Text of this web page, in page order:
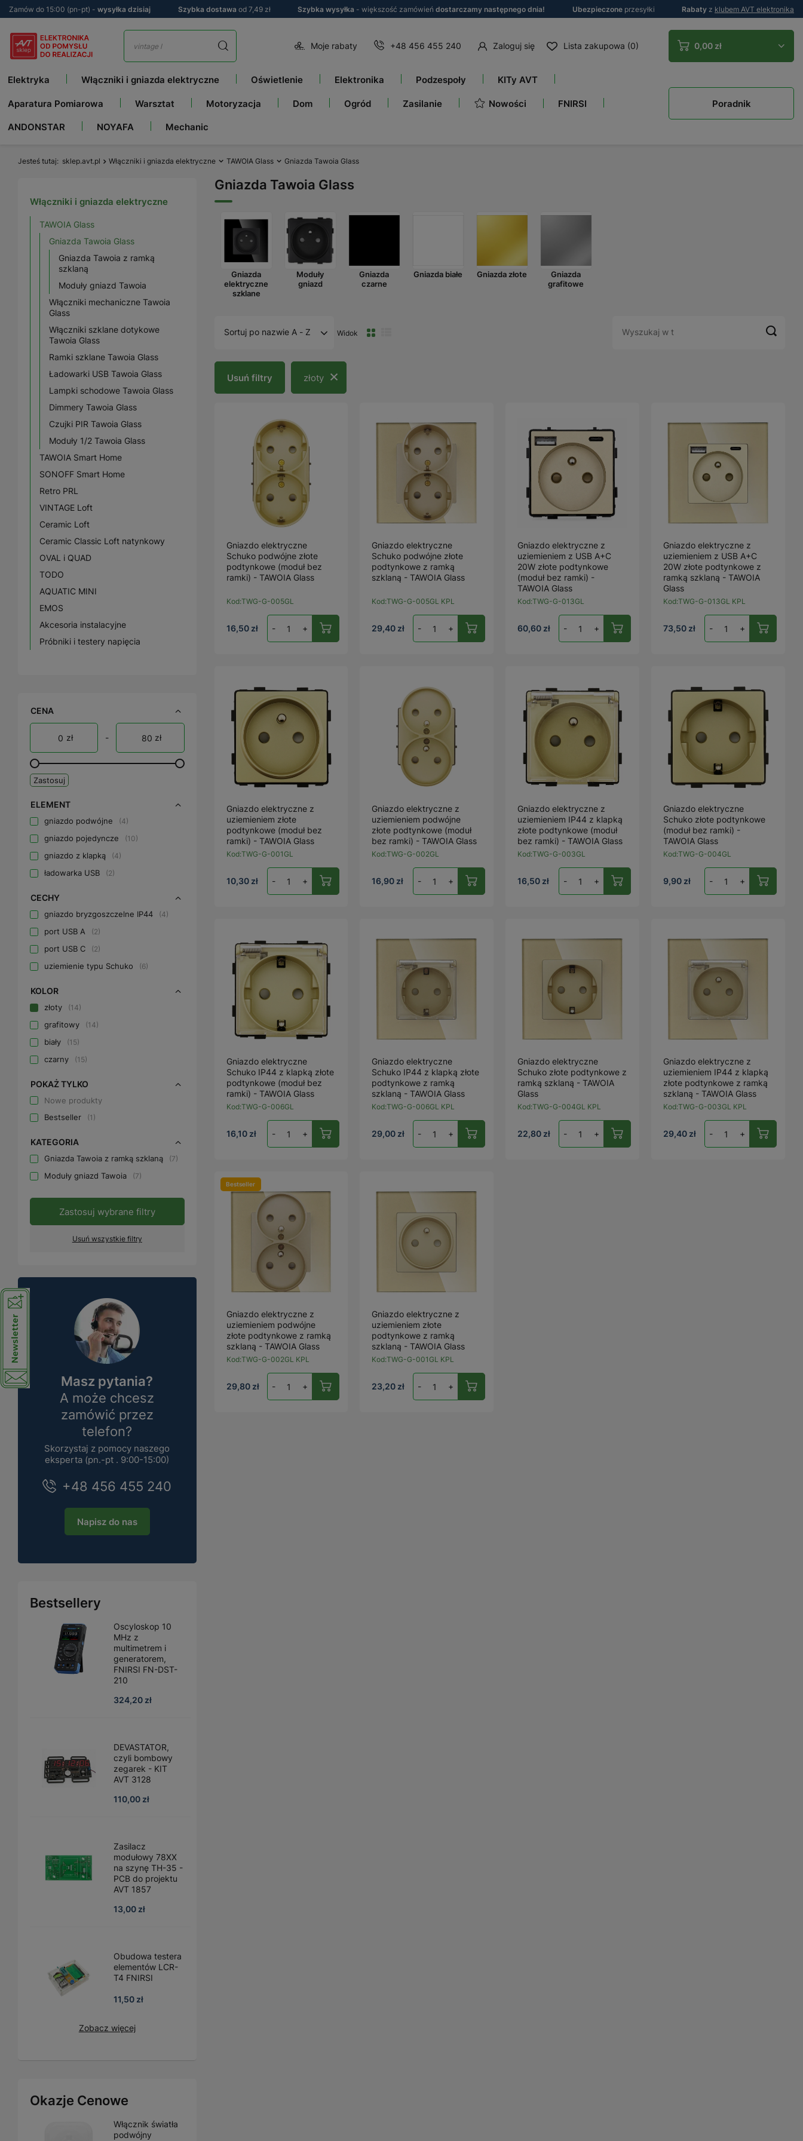
Zamów do 15:00 (pn-pt) - wysyłka dzisiaj Szybka dostawa od 7,49 zł Szybka wysyłka - większość zamówień dostarczamy następnego dnia! Ubezpieczone przesyłki Rabaty z klubem AVT elektronika
Moje rabaty +48 456 455 240 Zaloguj się Lista zakupowa (0) 0,00 zł
Elektryka Włączniki i gniazda elektryczne Oświetlenie Elektronika Podzespoły KITy AVT
Aparatura Pomiarowa Warsztat Motoryzacja Dom Ogród Zasilanie Nowości FNIRSI
ANDONSTAR NOYAFA Mechanic
Poradnik
Jesteś tutaj sklep.avt.pl Włączniki i gniazda elektryczne TAWOIA Glass Gniazda Tawoia Glass
Włączniki i gniazda elektryczne
TAWOIA Glass
Gniazda Tawoia Glass
Gniazda Tawoia z ramką
szklaną
Moduły gniazd Tawoia
Włączniki mechaniczne Tawoia
Glass
Włączniki szklane dotykowe
Tawoia Glass
Ramki szklane Tawoia Glass
Ładowarki USB Tawoia Glass
Lampki schodowe Tawoia Glass
Dimmery Tawoia Glass
Czujki PIR Tawoia Glass
Moduły 1/2 Tawoia Glass
TAWOIA Smart Home
SONOFF Smart Home
Retro PRL
VINTAGE Loft
Ceramic Loft
Ceramic Classic Loft natynkowy
OVAL i QUAD
TODO
AQUATIC MINI
EMOS
Akcesoria instalacyjne
Próbniki i testery napięcia
CENA
zł - zł
Zastosuj
ELEMENT
gniazdo podwójne 4
gniazdo pojedyncze 10
gniazdo z klapką 4
ładowarka USB 2
CECHY
gniazdo bryzgoszczelne IP44 4
port USB A 2
port USB C 2
uziemienie typu Schuko 6
KOLOR
złoty 14
grafitowy 14
biały 15
czarny 15
POKAŻ TYLKO
Nowe produkty
Bestseller
1
KATEGORIA
Gniazda Tawoia z ramką szklaną 7
Moduły gniazd Tawoia 7
Zastosuj wybrane filtry
Usuń wszystkie filtry
Masz pytania?
A może chcesz
zamówić przez
telefon?
Skorzystaj z pomocy naszego
eksperta (pn.-pt . 9:00-15:00)
+48 456 455 240
Napisz do nas
Bestsellery
Oscyloskop 10
MHz z
multimetrem i
generatorem,
FNIRSI FN-DST-
210
324,20 zł
DEVASTATOR,
czyli bombowy
zegarek - KIT
AVT 3128
110,00 zł
Zasilacz
modułowy 78XX
na szynę TH-35 -
PCB do projektu
AVT 1857
13,00 zł
Obudowa testera
elementów LCR-
T4 FNIRSI
11,50 zł
Zobacz więcej
Okazje Cenowe
Włącznik światła
podwójny
Gniazda Tawoia Glass
Gniazda
elektryczne
szklane
Moduły
gniazd
Gniazda
czarne
Gniazda białe Gniazda złote
Gniazda
grafitowe
Sortuj po nazwie A - Z Widok
Usuń filtry złoty
Gniazdo elektryczne
Schuko podwójne złote
podtynkowe (moduł bez
ramki) - TAWOIA Glass
Kod:TWG-G-005GL
16,50 zł - +
Gniazdo elektryczne
Schuko podwójne złote
podtynkowe z ramką
szklaną - TAWOIA Glass
Kod:TWG-G-005GL KPL
29,40 zł - +
Gniazdo elektryczne z
uziemieniem z USB A+C
20W złote podtynkowe
(moduł bez ramki) -
TAWOIA Glass
Kod:TWG-G-013GL
60,60 zł - +
Gniazdo elektryczne z
uziemieniem z USB A+C
20W złote podtynkowe z
ramką szklaną - TAWOIA
Glass
Kod:TWG-G-013GL KPL
73,50 zł - +
Gniazdo elektryczne z
uziemieniem złote
podtynkowe (moduł bez
ramki) - TAWOIA Glass
Kod:TWG-G-001GL
10,30 zł - +
Gniazdo elektryczne z
uziemieniem podwójne
złote podtynkowe (moduł
bez ramki) - TAWOIA Glass
Kod:TWG-G-002GL
16,90 zł - +
Gniazdo elektryczne z
uziemieniem IP44 z klapką
złote podtynkowe (moduł
bez ramki) - TAWOIA Glass
Kod:TWG-G-003GL
16,50 zł - +
Gniazdo elektryczne
Schuko złote podtynkowe
(moduł bez ramki) -
TAWOIA Glass
Kod:TWG-G-004GL
9,90 zł - +
Gniazdo elektryczne
Schuko IP44 z klapką złote
podtynkowe (moduł bez
ramki) - TAWOIA Glass
Kod:TWG-G-006GL
16,10 zł - +
Gniazdo elektryczne
Schuko IP44 z klapką złote
podtynkowe z ramką
szklaną - TAWOIA Glass
Kod:TWG-G-006GL KPL
29,00 zł - +
Gniazdo elektryczne
Schuko złote podtynkowe z
ramką szklaną - TAWOIA
Glass
Kod:TWG-G-004GL KPL
22,80 zł - +
Gniazdo elektryczne z
uziemieniem IP44 z klapką
złote podtynkowe z ramką
szklaną - TAWOIA Glass
Kod:TWG-G-003GL KPL
29,40 zł - +
Bestseller
Gniazdo elektryczne z
uziemieniem podwójne
złote podtynkowe z ramką
szklaną - TAWOIA Glass
Kod:TWG-G-002GL KPL
29,80 zł - +
Gniazdo elektryczne z
uziemieniem złote
podtynkowe z ramką
szklaną - TAWOIA Glass
Kod:TWG-G-001GL KPL
23,20 zł - +